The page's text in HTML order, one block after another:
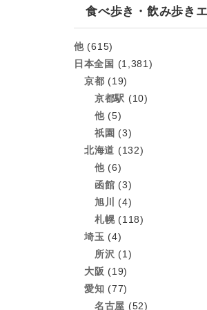
食べ歩き・飲み歩き
他(615)
日本全国 (1,381)
京都 (19)
京都駅 (10)
他(5)
祇園 (3)
北海道 (132)
他(6)
函館 (3)
旭川
(4)
札幌(118)
埼玉 (4)
所沢 (1)
大阪 (19)
愛知 (77)
名古屋 (52)